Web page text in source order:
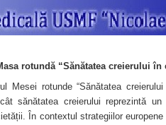
rotundă “Sănătatea creierului
Mesei rotunde “Sănătatea
sănătatea creierului reprezintă
În contextul strategiilor